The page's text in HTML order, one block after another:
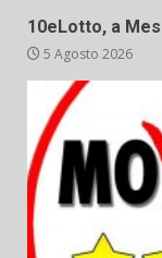
10eLotto, a
5 Agosto 2026